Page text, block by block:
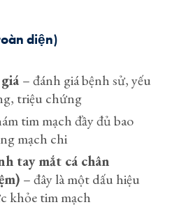
diện)
– đánh giá bệnh sử, yếu
triệu chứng
tim mạch đầy đủ bao
mạch chi
tay mắt cá chân
– đây là một dấu hiệu
khỏe tim mạch